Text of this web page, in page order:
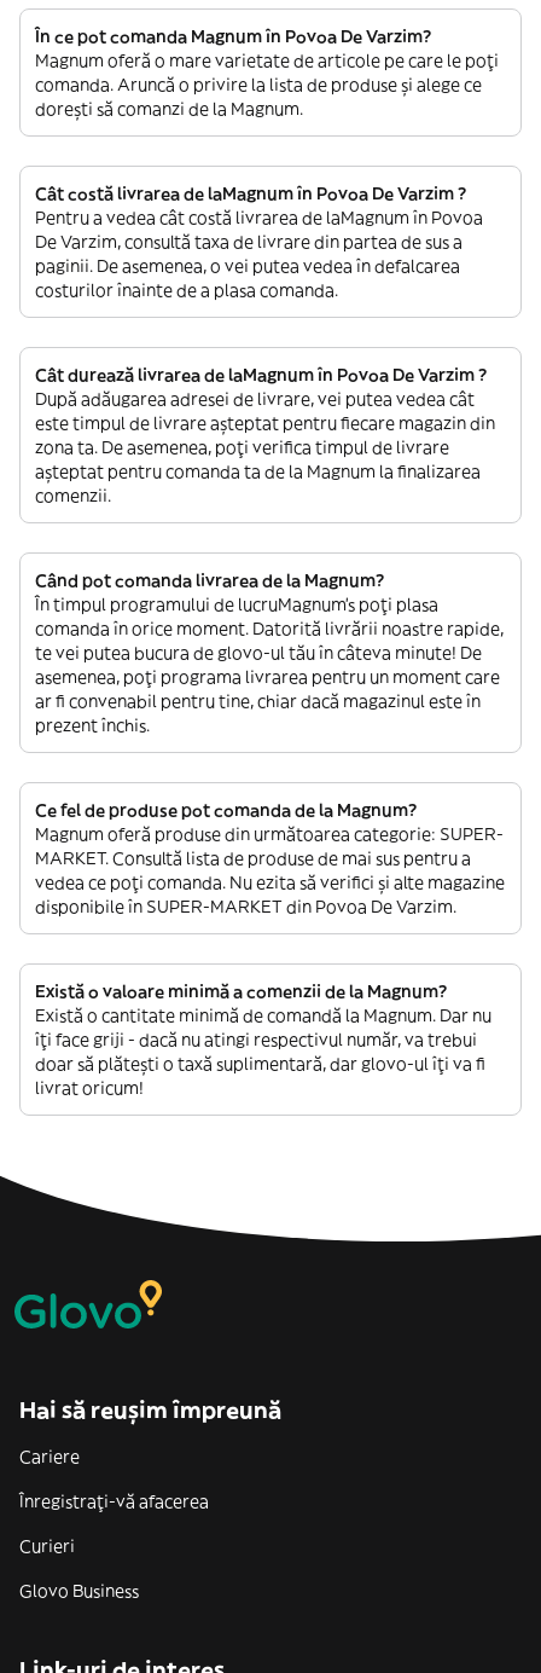
În ce pot comanda Magnum în Povoa De Varzim?
Magnum oferă o mare varietate de articole pe care le poți
comanda. Aruncă o privire la lista de produse și alege ce
dorești să comanzi de la Magnum.
Cât costă livrarea de laMagnum în Povoa De Varzim ?
Pentru a vedea cât costă livrarea de laMagnum în Povoa
De Varzim, consultă taxa de livrare din partea de sus a
paginii. De asemenea, o vei putea vedea în defalcarea
costurilor înainte de a plasa comanda.
Cât durează livrarea de laMagnum în Povoa De Varzim ?
După adăugarea adresei de livrare, vei putea vedea cât
este timpul de livrare așteptat pentru fiecare magazin din
zona ta. De asemenea, poți verifica timpul de livrare
așteptat pentru comanda ta de la Magnum la finalizarea
comenzii.
Când pot comanda livrarea de la Magnum?
În timpul programului de lucruMagnum’s poți plasa
comanda în orice moment. Datorită livrării noastre rapide,
te vei putea bucura de glovo-ul tău în câteva minute! De
asemenea, poți programa livrarea pentru un moment care
ar fi convenabil pentru tine, chiar dacă magazinul este în
prezent închis.
Ce fel de produse pot comanda de la Magnum?
Magnum oferă produse din următoarea categorie: SUPER-
MARKET. Consultă lista de produse de mai sus pentru a
vedea ce poți comanda. Nu ezita să verifici și alte magazine
disponibile în SUPER-MARKET din Povoa De Varzim.
Există o valoare minimă a comenzii de la Magnum?
Există o cantitate minimă de comandă la Magnum. Dar nu
îți face griji - dacă nu atingi respectivul număr, va trebui
doar să plătești o taxă suplimentară, dar glovo-ul îți va fi
livrat oricum!
Hai să reușim împreună
Cariere
Înregistrați-vă afacerea
Curieri
Glovo Business